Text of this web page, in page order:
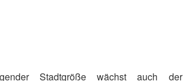
Stadtgröße wächst auch der